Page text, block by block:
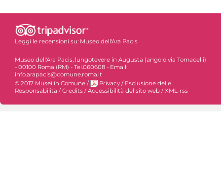
Leggi le recensioni su: Museo dell'Ara Pacis
Museo dell'Ara Pacis, lungotevere in Augusta (angolo via Tomacelli)
- 00100 Roma (RM) - Tel.060608 - Email:
info.arapacis@comune.roma.it
© 2017 Musei in Comune / Privacy / Esclusione delle
Responsabilità / Credits / Accessibilità del sito web / XML-rss